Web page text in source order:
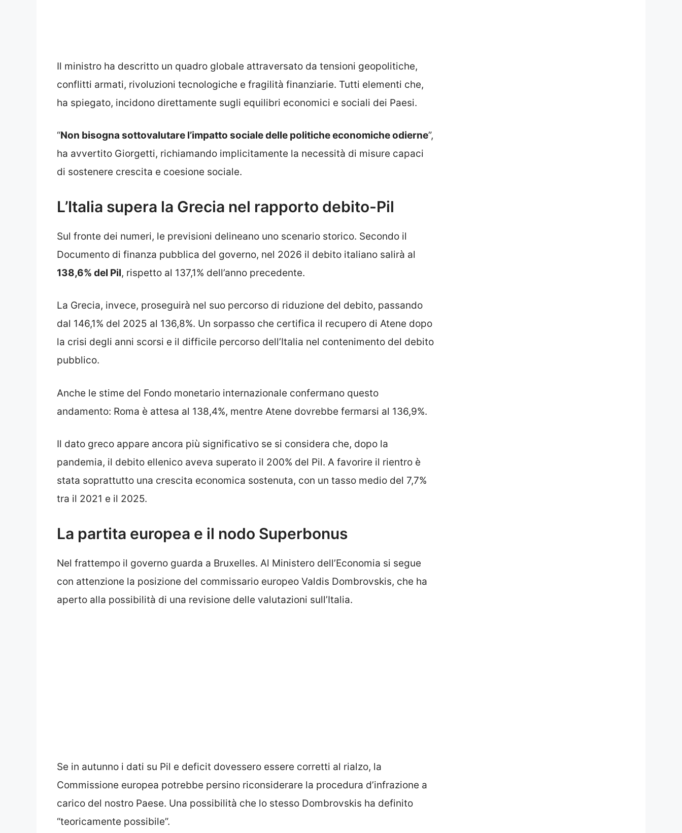
Il ministro ha descritto un quadro globale attraversato da tensioni geopolitiche,
conflitti armati, rivoluzioni tecnologiche e fragilità finanziarie. Tutti elementi che,
ha spiegato, incidono direttamente sugli equilibri economici e sociali dei Paesi.
“Non bisogna sottovalutare l’impatto sociale delle politiche economiche odierne”,
ha avvertito Giorgetti, richiamando implicitamente la necessità di misure capaci
di sostenere crescita e coesione sociale.
L’Italia supera la Grecia nel rapporto debito-Pil
Sul fronte dei numeri, le previsioni delineano uno scenario storico. Secondo il
Documento di finanza pubblica del governo, nel 2026 il debito italiano salirà al
138,6% del Pil, rispetto al 137,1% dell’anno precedente.
La Grecia, invece, proseguirà nel suo percorso di riduzione del debito, passando
dal 146,1% del 2025 al 136,8%. Un sorpasso che certifica il recupero di Atene dopo
la crisi degli anni scorsi e il difficile percorso dell’Italia nel contenimento del debito
pubblico.
Anche le stime del Fondo monetario internazionale confermano questo
andamento: Roma è attesa al 138,4%, mentre Atene dovrebbe fermarsi al 136,9%.
Il dato greco appare ancora più significativo se si considera che, dopo la
pandemia, il debito ellenico aveva superato il 200% del Pil. A favorire il rientro è
stata soprattutto una crescita economica sostenuta, con un tasso medio del 7,7%
tra il 2021 e il 2025.
La partita europea e il nodo Superbonus
Nel frattempo il governo guarda a Bruxelles. Al Ministero dell’Economia si segue
con attenzione la posizione del commissario europeo Valdis Dombrovskis, che ha
aperto alla possibilità di una revisione delle valutazioni sull’Italia.
Se in autunno i dati su Pil e deficit dovessero essere corretti al rialzo, la
Commissione europea potrebbe persino riconsiderare la procedura d’infrazione a
carico del nostro Paese. Una possibilità che lo stesso Dombrovskis ha definito
“teoricamente possibile”.